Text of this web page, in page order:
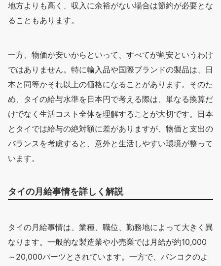
地方よりも高く、収入に余裕がない場合は節約が必要とな
ることもあります。
一方、物価が安いからといって、すべてが割安というわけ
ではありません。特に輸入品や国際ブランドの製品は、日
本と同等かそれ以上の価格になることがあります。そのた
め、タイの給与水準を日本円で考える際は、単なる換算だ
けでなく生活コスト全体を理解することが大切です。日本
とタイでは給与の絶対額に差がありますが、物価と支出の
バランスを考慮すると、意外と生活しやすい環境が整って
います。
タイの月給事情を詳しく解説
タイの月給事情は、業種、職位、勤務地によって大きく異
なります。一般的な製造業や小売業では月給が約10,000
～20,000バーツとされています。一方で、バンコクのよ